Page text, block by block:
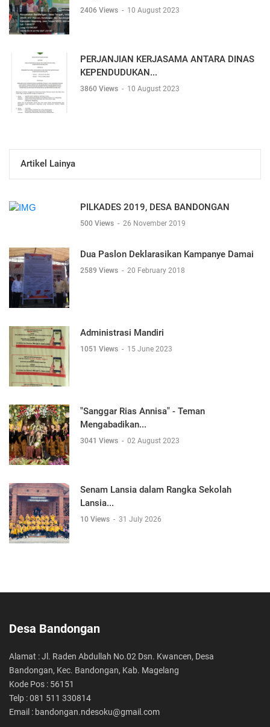
2406 Views - 10 August 2023
PERJANJIAN KERJASAMA ANTARA DINAS
KEPENDUDUKAN...
3860 Views - 10 August 2023
Artikel Lainya
PILKADES 2019, DESA BANDONGAN
500 Views - 26 November 2019
Dua Paslon Deklarasikan Kampanye Damai
2589 Views - 20 February 2018
Administrasi Mandiri
1051 Views - 15 June 2023
"Sanggar Rias Annisa" - Teman
Mengabadikan...
3041 Views - 02 August 2023
Senam Lansia dalam Rangka Sekolah
Lansia...
10 Views - 31 July 2026
Desa Bandongan
Alamat : Jl. Raden Abdullah No.02 Dsn. Kwancen, Desa
Bandongan, Kec. Bandongan, Kab. Magelang
Kode Pos : 56151
Telp : 081 511 330814
Email : bandongan.ndesoku@gmail.com